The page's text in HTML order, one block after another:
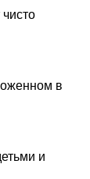
в
и